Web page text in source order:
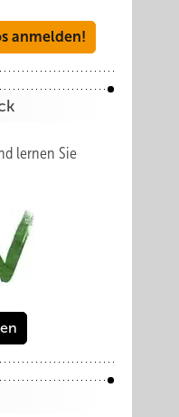
anmelden!
lernen Sie